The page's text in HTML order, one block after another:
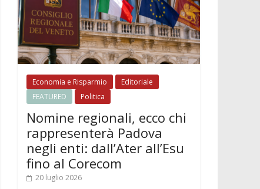
Economia e Risparmio
Editoriale
FEATURED
Politica
Nomine regionali, ecco chi
rappresenterà Padova
negli enti: dall’Ater all’Esu
fino al Corecom
20 luglio 2026